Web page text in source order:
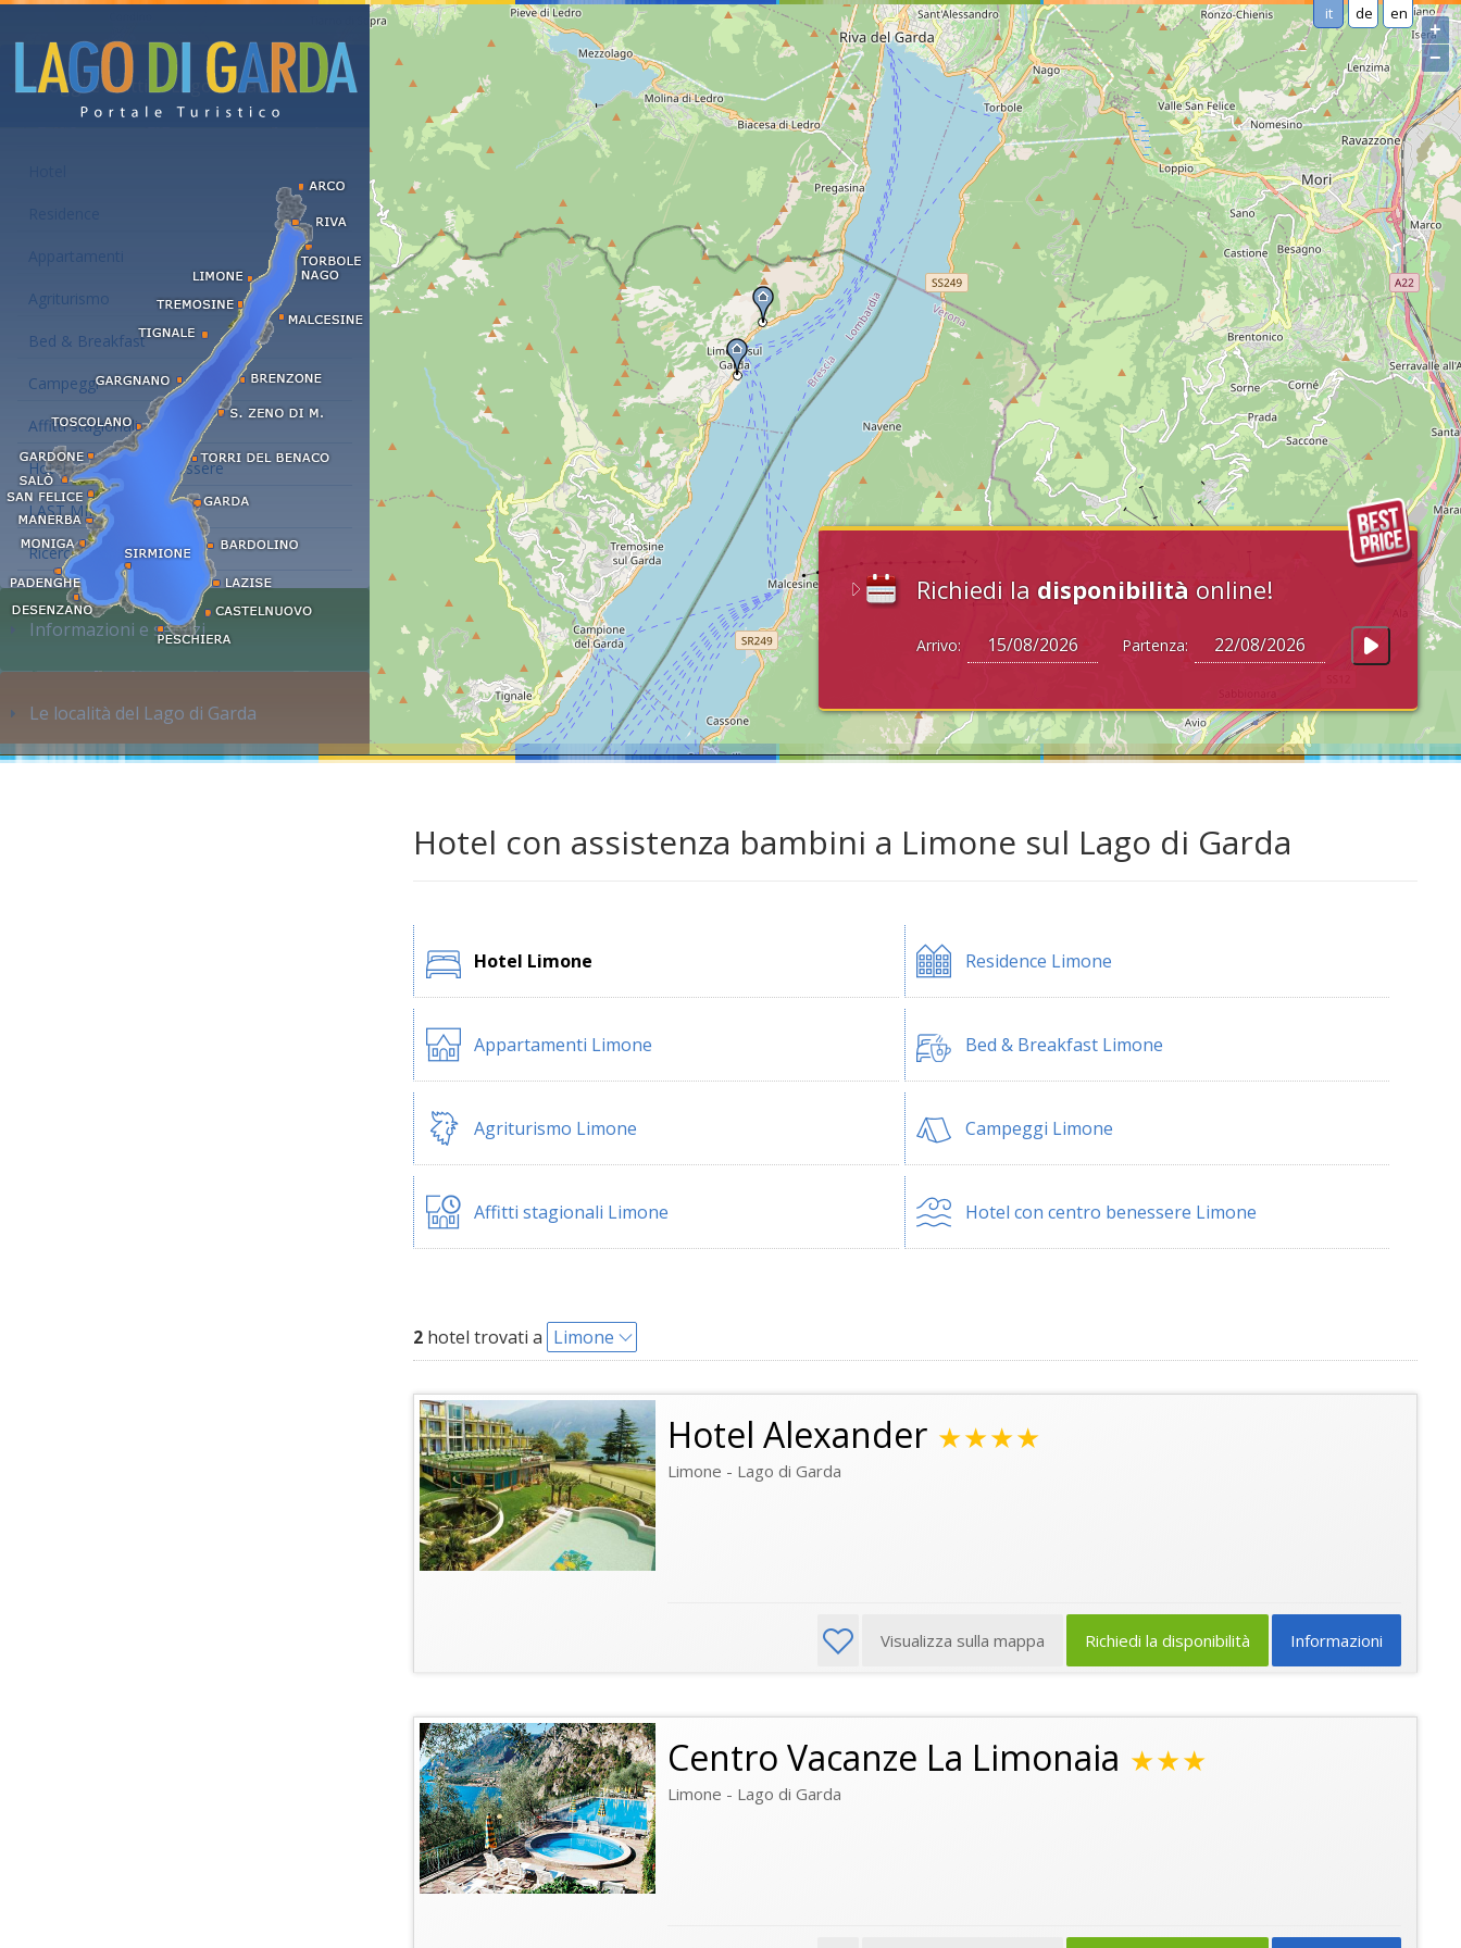
it de en
Richiedi la disponibilità online!
Arrivo: Partenza:
+
−
Alloggi e affitti al Lago di Garda
Appartamenti
Agriturismo
Bed & Breakfast
Campeggi
Affitti stagionali
Hotel con centro benessere
LAST MINUTE
Ricerca alloggi...
Informazioni e servizi
Le località del Lago di Garda
Hotel con assistenza bambini a Limone sul Lago di Garda
Hotel Limone Residence Limone
Appartamenti Limone Bed & Breakfast Limone
Agriturismo Limone Campeggi Limone
Affitti stagionali Limone Hotel con centro benessere Limone
2 hotel trovati a Limone
Hotel Alexander ★★★★
Limone - Lago di Garda
Informazioni
Richiedi la disponibilità
Visualizza sulla mappa
Centro Vacanze La Limonaia ★★★
Limone - Lago di Garda